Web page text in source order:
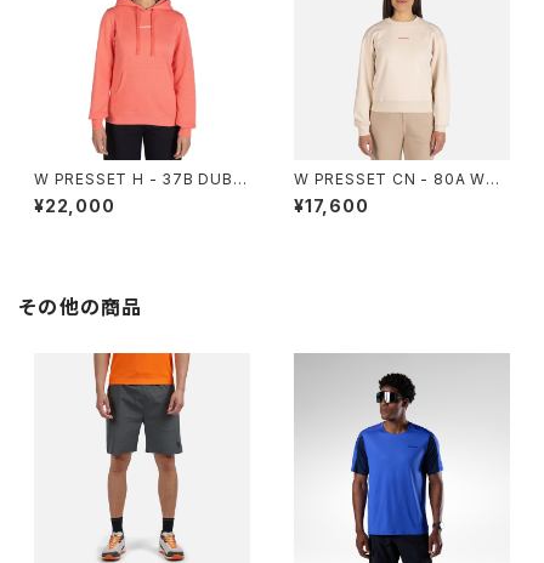
W PRESSET H - 37B DUBA
RRY
¥22,000
W PRESSET CN - 80A WHI
TECAP SAND
¥17,600
その他の商品